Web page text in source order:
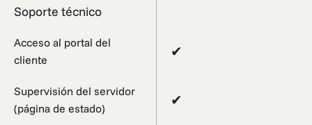
Soporte técnico
Acceso al portal del
cliente
✔
Supervisión del servidor
(página de estado)
✔